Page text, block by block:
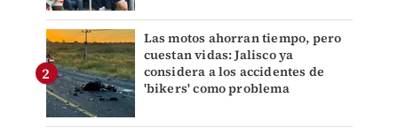
Las motos ahorran tiempo, pero
cuestan vidas: Jalisco ya
considera a los accidentes de
'bikers' como problema